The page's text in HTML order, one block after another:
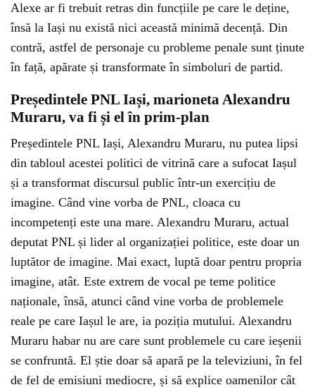
Alexe ar fi trebuit retras din funcțiile pe care le deține,
însă la Iași nu există nici această minimă decență. Din
contră, astfel de personaje cu probleme penale sunt ținute
în față, apărate și transformate în simboluri de partid.
Președintele PNL Iași, marioneta Alexandru
Muraru, va fi și el în prim-plan
Președintele PNL Iași, Alexandru Muraru, nu putea lipsi
din tabloul acestei politici de vitrină care a sufocat Iașul
și a transformat discursul public într-un exercițiu de
imagine. Când vine vorba de PNL, cloaca cu
incompetenți este una mare. Alexandru Muraru, actual
deputat PNL și lider al organizației politice, este doar un
luptător de imagine. Mai exact, luptă doar pentru propria
imagine, atât. Este extrem de vocal pe teme politice
naționale, însă, atunci când vine vorba de problemele
reale pe care Iașul le are, ia poziția mutului. Alexandru
Muraru habar nu are care sunt problemele cu care ieșenii
se confruntă. El știe doar să apară pe la televiziuni, în fel
de fel de emisiuni mediocre, și să explice oamenilor cât